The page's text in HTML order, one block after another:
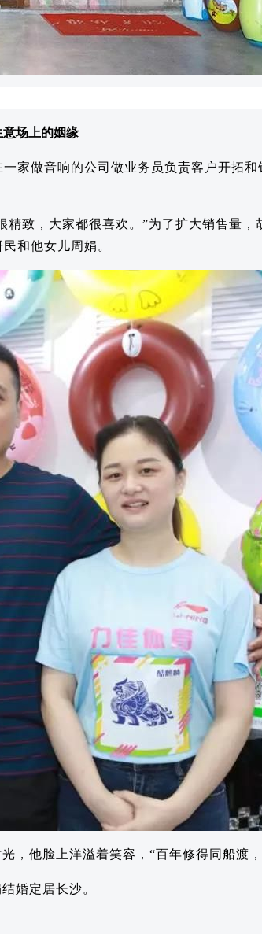
意场上的姻缘
家做音响的公司做业务员负责客户开拓
致，大家都很喜欢。”为了扩大销售量
和他女儿周娟。
，他脸上洋溢着笑容，“百年修得同船渡
婚定居长沙。